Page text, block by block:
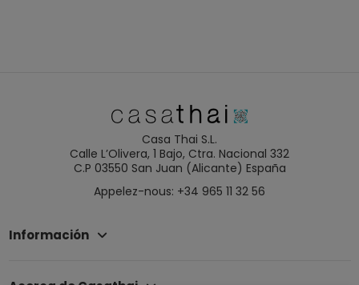
Casa Thai S.L.
Calle L’Olivera, 1 Bajo, Ctra. Nacional 332
C.P 03550 San Juan (Alicante) España
Appelez-nous: +34 965 11 32 56
Información